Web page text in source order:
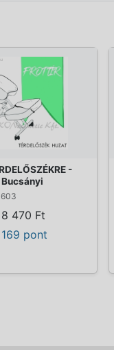
-
Bucsányi
8 470 Ft
169 pont